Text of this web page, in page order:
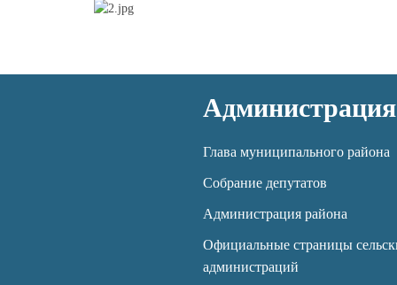
Администрация
Глава муниципального района
Собрание депутатов
Администрация района
Официальные страницы
администраций